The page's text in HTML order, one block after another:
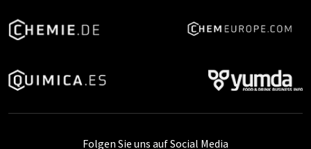
Folgen Sie uns auf Social Media